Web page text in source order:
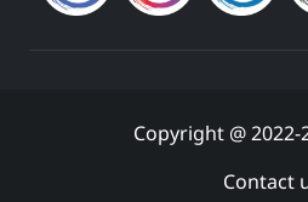
Copyright @
Contact